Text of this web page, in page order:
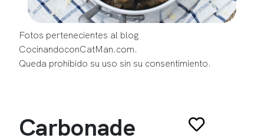
Fotos pertenecientes al blog
CocinandoconCatMan.com.
Queda prohibido su uso sin su consentimiento.
Carbonade